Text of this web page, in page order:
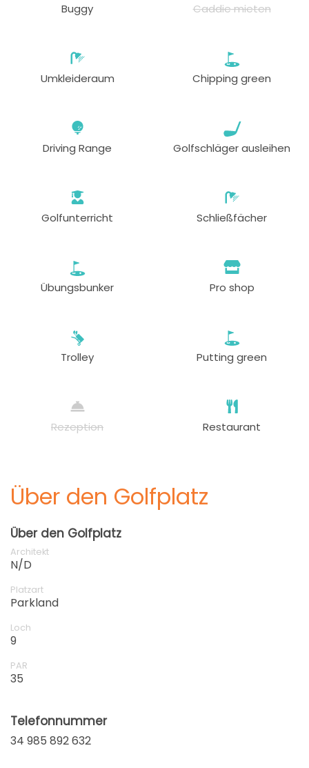
Buggy Caddie mieten
Umkleideraum Chipping green
Driving Range Golfschläger ausleihen
Golfunterricht Schließfächer
Übungsbunker Pro shop
Trolley Putting green
Rezeption Restaurant
Über den Golfplatz
Über den Golfplatz
Architekt
N/D
Platzart
Parkland
Loch
9
PAR
35
Telefonnummer
34 985 892 632